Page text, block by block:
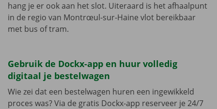
hang je er ook aan het slot. Uiteraard is het afhaalpunt
in de regio van Montrœul-sur-Haine vlot bereikbaar
met bus of tram.
Gebruik de Dockx-app en huur volledig
digitaal je bestelwagen
Wie zei dat een bestelwagen huren een ingewikkeld
proces was? Via de gratis Dockx-app reserveer je 24/7